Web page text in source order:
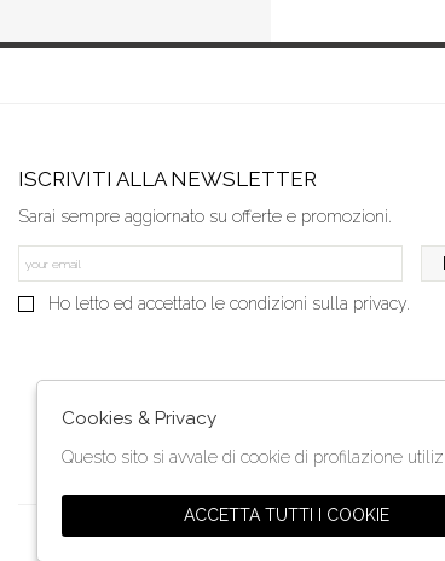
ISCRIVITI ALLA NEWSLETTER
Sarai sempre aggiornato su offerte e promozioni.
Ho letto ed accettato le condizioni sulla privacy.
Orari di apertura:martedì- venerdì 9:30 - 13:00 e
Cookies & Privacy
Questo sito si avvale di cookie di profilazione
ACCETTA TUTTI I COOKIE